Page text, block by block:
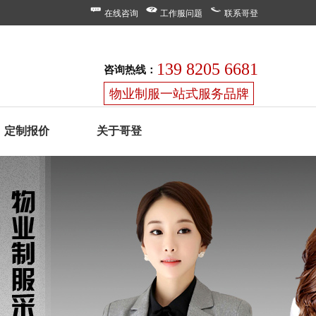
在线咨询 工作服问题 联系哥登
咨询热线： 139 8205 6681
物业制服一站式服务品牌
定制报价 关于哥登